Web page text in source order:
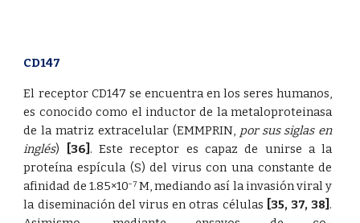
CD147
El receptor CD147 se encuentra en los seres humanos,
es conocido como el inductor de la metaloproteinasa
de la matriz extracelular (EMMPRIN, por sus siglas en
inglés) [36] . Este receptor es capaz de unirse a la
proteína espícula (S) del virus con una constante de
afinidad de 1.85×10−7M, mediando así la invasión viral y
la diseminación del virus en otras células [35, 37, 38] .